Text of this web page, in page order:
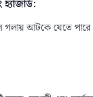
গলায় আটকে যেতে